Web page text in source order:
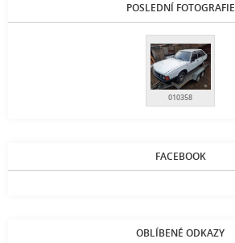
POSLEDNÍ FOTOGRAFIE
010358
FACEBOOK
OBLÍBENÉ ODKAZY